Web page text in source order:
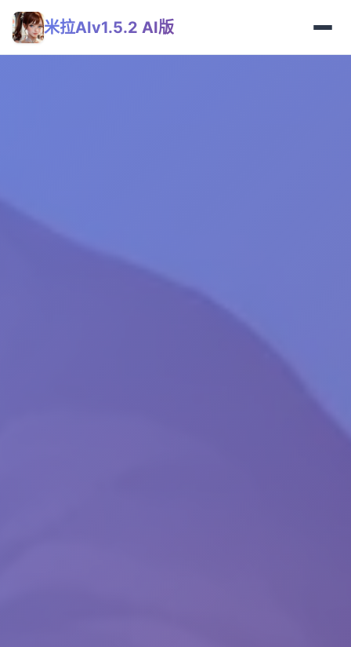
米拉AIv1.5.2 AI版